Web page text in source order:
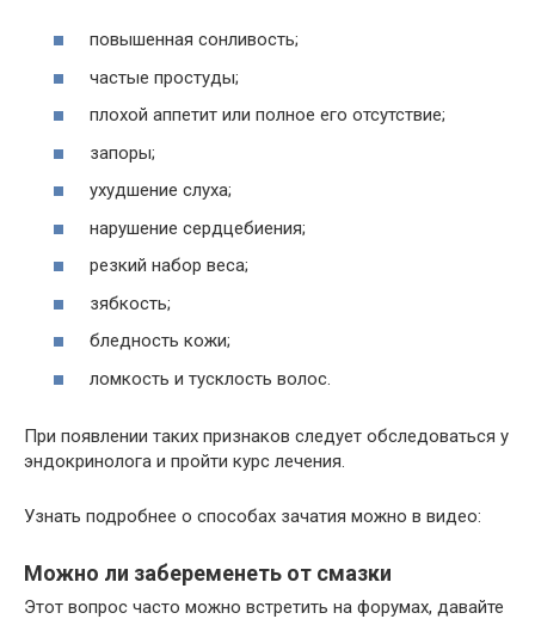
повышенная сонливость;
частые простуды;
плохой аппетит или полное его отсутствие;
запоры;
ухудшение слуха;
нарушение сердцебиения;
резкий набор веса;
зябкость;
бледность кожи;
ломкость и тусклость волос.
При появлении таких признаков следует обследоваться у
эндокринолога и пройти курс лечения.
Узнать подробнее о способах зачатия можно в видео:
Можно ли забеременеть от смазки
Этот вопрос часто можно встретить на форумах, давайте